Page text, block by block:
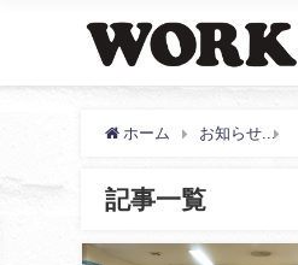
ホーム お知らせ
記事一覧